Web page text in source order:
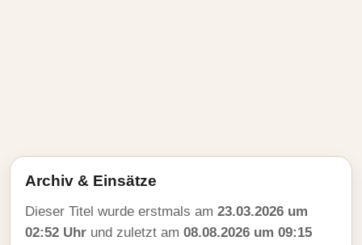
Archiv & Einsätze
Dieser Titel wurde erstmals am 23.03.2026 um
02:52 Uhr und zuletzt am 08.08.2026 um 09:15